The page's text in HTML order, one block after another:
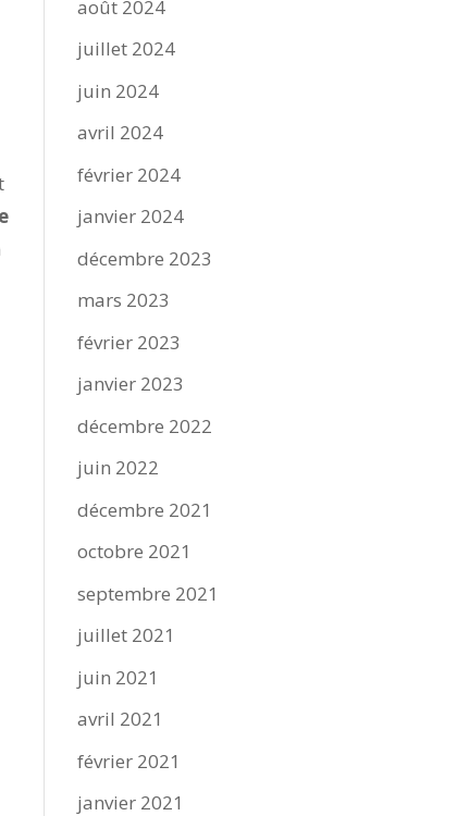
août 2024
juillet 2024
juin 2024
avril 2024
février 2024
janvier 2024
décembre 2023
mars 2023
février 2023
janvier 2023
décembre 2022
juin 2022
décembre 2021
octobre 2021
septembre 2021
juillet 2021
juin 2021
avril 2021
février 2021
janvier 2021